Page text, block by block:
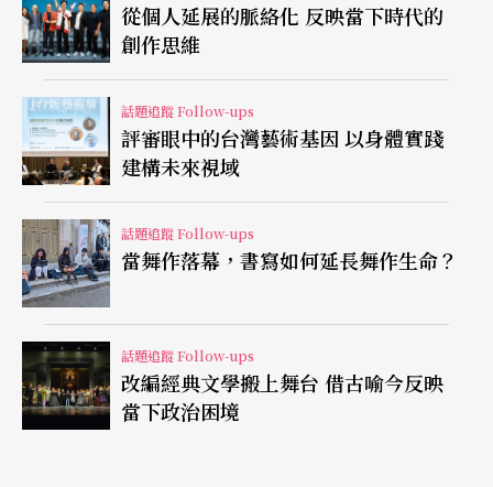
表示「完全支持節目部門同事在策劃上的方向，他
們很清楚自己的定位，就是要維持藝術節節目的素
質。」在處理實驗性節目所面對的票房壓力時，要
透過較容易爭取觀眾和贊助者掏腰包支持的節目來
平衡整體收入。Flora展示香港藝術節2022/23年度
預計收入來源的圖表，其中贊助和捐款所占的比例
超過四成，票房超過兩成五，餘下的則是政府和其
他收入；透過這圖表其實也反映多次強調的「平
衡」策略，正是因為藝術節對政府資助的依賴維持
在一定水平以拓寬利益相關者的光譜，Flora表示，
因此來自包括觀眾的一分一毫都至為珍貴重要。
從個人延展的脈絡化 反映當下時代的
創作思維
話題追蹤 Follow-ups
評審眼中的台灣藝術基因 以身體實踐
建構未來視域
話題追蹤 Follow-ups
當舞作落幕，書寫如何延長舞作生命？
話題追蹤 Follow-ups
改編經典文學搬上舞台 借古喻今反映
當下政治困境